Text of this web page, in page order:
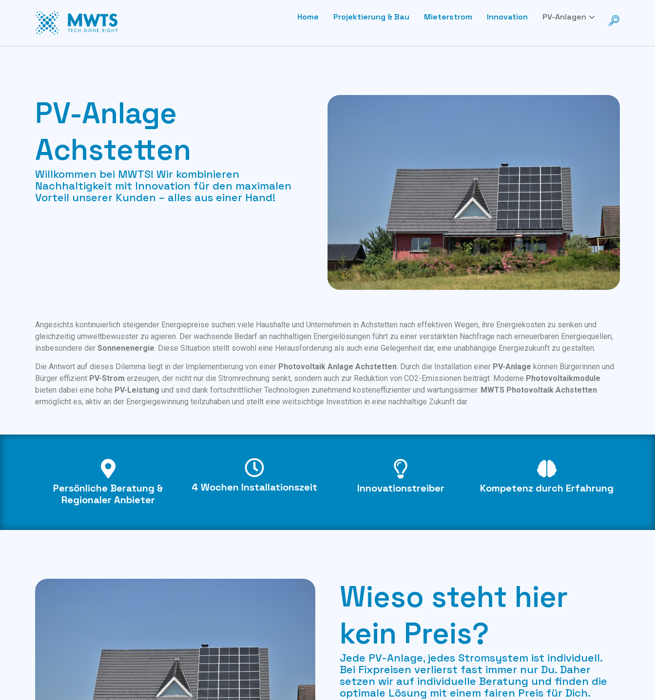
Home Projektierung & Bau Mieterstrom Innovation PV-Anlagen
PV-Anlage
Achstetten
Willkommen bei MWTS! Wir kombinieren
Nachhaltigkeit mit Innovation für den maximalen
Vorteil unserer Kunden – alles aus einer Hand!
Angesichts kontinuierlich steigender Energiepreise suchen viele Haushalte und Unternehmen in Achstetten nach effektiven Wegen, ihre Energiekosten zu senken und
gleichzeitig umweltbewusster zu agieren. Der wachsende Bedarf an nachhaltigen Energielösungen führt zu einer verstärkten Nachfrage nach erneuerbaren Energiequellen,
insbesondere der Sonnenenergie. Diese Situation stellt sowohl eine Herausforderung als auch eine Gelegenheit dar, eine unabhängige Energiezukunft zu gestalten.
Die Antwort auf dieses Dilemma liegt in der Implementierung von einer Photovoltaik Anlage Achstetten. Durch die Installation einer PV-Anlage können Bürgerinnen und
Bürger effizient PV-Strom erzeugen, der nicht nur die Stromrechnung senkt, sondern auch zur Reduktion von CO2-Emissionen beiträgt. Moderne Photovoltaikmodule
bieten dabei eine hohe PV-Leistung und sind dank fortschrittlicher Technologien zunehmend kosteneffizienter und wartungsärmer. MWTS Photovoltaik Achstetten
ermöglicht es, aktiv an der Energiegewinnung teilzuhaben und stellt eine weitsichtige Investition in eine nachhaltige Zukunft dar.
Persönliche Beratung &
Regionaler Anbieter
4 Wochen Installationszeit Innovationstreiber Kompetenz durch Erfahrung
Wieso steht hier
kein Preis?
Jede PV-Anlage, jedes Stromsystem ist individuell.
Bei Fixpreisen verlierst fast immer nur Du. Daher
setzen wir auf individuelle Beratung und finden die
optimale Lösung mit einem fairen Preis für Dich.